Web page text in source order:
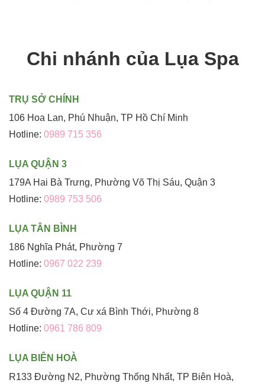
Chi nhánh của Lụa Spa
TRỤ SỞ CHÍNH
106 Hoa Lan, Phú Nhuận, TP Hồ Chí Minh
Hotline: 0989 715 356
LỤA QUẬN 3
179A Hai Bà Trưng, Phường Võ Thị Sáu, Quận 3
Hotline: 0989 753 506
LỤA TÂN BÌNH
186 Nghĩa Phát, Phường 7
Hotline: 0967 022 239
LỤA QUẬN 11
Số 4 Đường 7A, Cư xá Bình Thới, Phường 8
Hotline: 0961 786 809
LỤA BIÊN HOÀ
R133 Đường N2, Phường Thống Nhất, TP Biên Hoà,